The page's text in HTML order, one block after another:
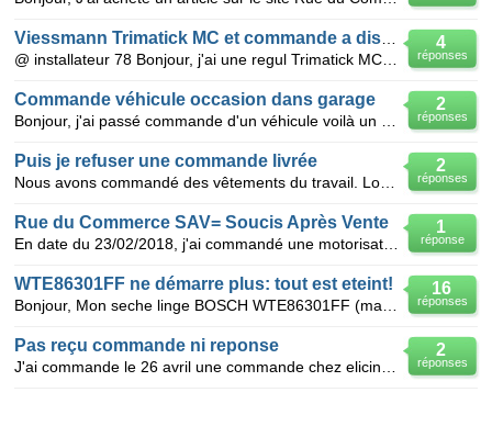
4
réponses
2
réponses
Commande véhicule occasion dans garage
2
réponses
Puis je refuser une commande livrée
1
réponse
Rue du Commerce SAV= Soucis Après Vente
16
réponses
WTE86301FF ne démarre plus: tout est eteint!
2
réponses
Pas reçu commande ni reponse